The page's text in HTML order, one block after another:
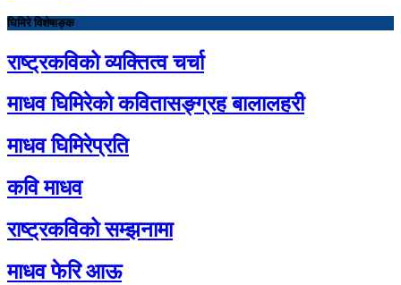
घिमिरे विशेषाङ्क
राष्ट्रकविको व्यक्तित्व चर्चा
माधव घिमिरेको कवितासङ्ग्रह बालालहरी
माधव घिमिरेप्रति
कवि माधव
राष्ट्रकविको सम्झनामा
माधव फेरि आऊ